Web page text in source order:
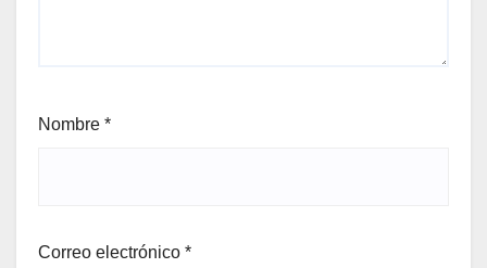
Nombre *
Correo electrónico *